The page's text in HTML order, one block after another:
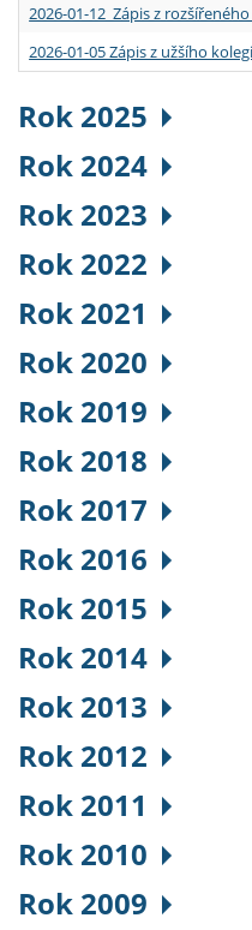
2026-01-12 Zápis z
2026-01-05 Zápis z užšího
Rok 2025
Rok 2024
Rok 2023
Rok 2022
Rok 2021
Rok 2020
Rok 2019
Rok 2018
Rok 2017
Rok 2016
Rok 2015
Rok 2014
Rok 2013
Rok 2012
Rok 2011
Rok 2010
Rok 2009